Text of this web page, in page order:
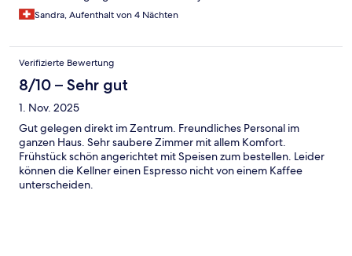
Sandra, Aufenthalt von 4 Nächten
Verifizierte Bewertung
8/10 – Sehr gut
1. Nov. 2025
Gut gelegen direkt im Zentrum. Freundliches Personal im
ganzen Haus. Sehr saubere Zimmer mit allem Komfort.
Frühstück schön angerichtet mit Speisen zum bestellen. Leider
können die Kellner einen Espresso nicht von einem Kaffee
unterscheiden.